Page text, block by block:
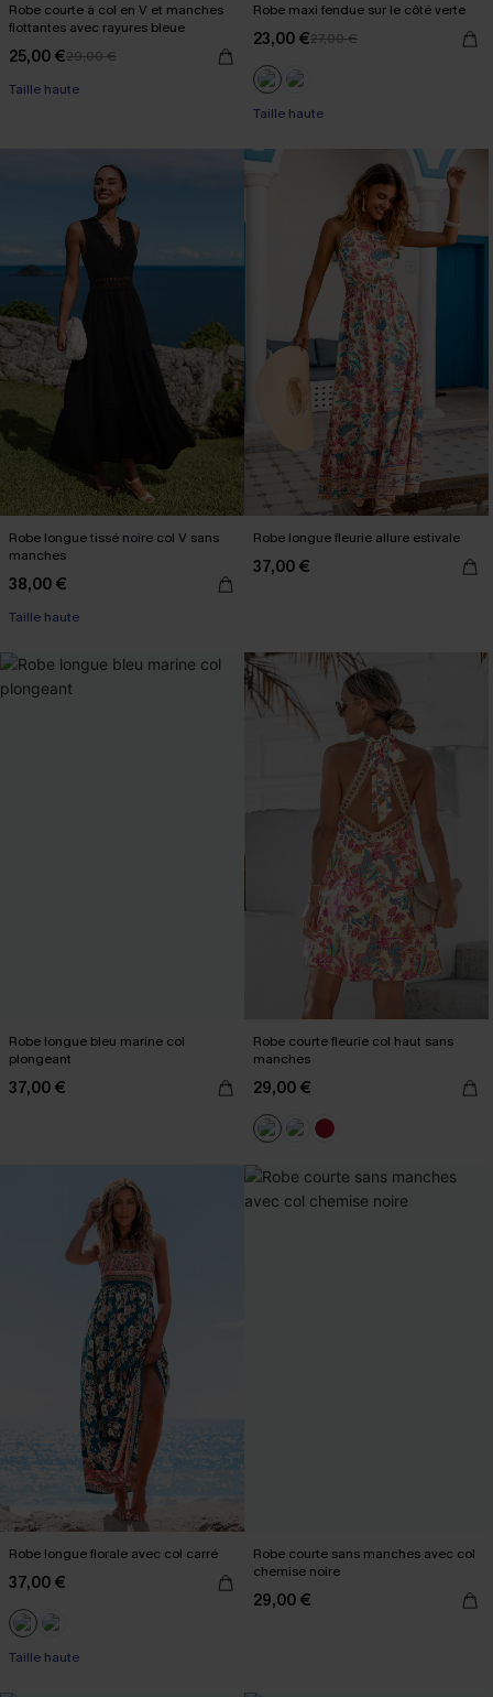
Robe courte à col en V et manches
flottantes avec rayures bleue
25,00 €29,00 €
Taille haute
Robe maxi fendue sur le côté verte
23,00 €27,00 €
Taille haute
Robe longue tissé noire col V sans
manches
38,00 €
Taille haute
Robe longue fleurie allure estivale
37,00 €
Robe longue bleu marine col
plongeant
37,00 €
Robe courte fleurie col haut sans
manches
29,00 €
Robe longue florale avec col carré
37,00 €
Taille haute
Robe courte sans manches avec col
chemise noire
29,00 €